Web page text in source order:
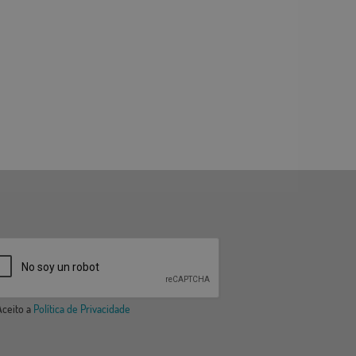
a Política de Privacidade